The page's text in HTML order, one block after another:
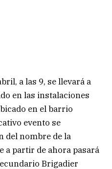
a las 9, se llevará a
en las instalaciones
en el barrio
evento se
del nombre de la
a partir de ahora pasará
Brigadier